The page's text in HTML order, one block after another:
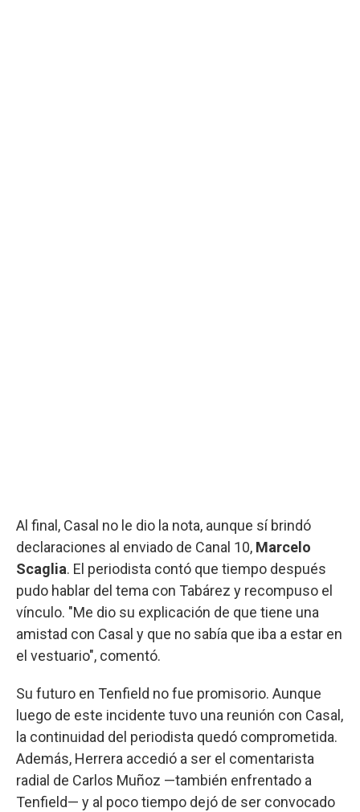
Al final, Casal no le dio la nota, aunque sí brindó
declaraciones al enviado de Canal 10, Marcelo
Scaglia. El periodista contó que tiempo después
pudo hablar del tema con Tabárez y recompuso el
vínculo. "Me dio su explicación de que tiene una
amistad con Casal y que no sabía que iba a estar en
el vestuario", comentó.
Su futuro en Tenfield no fue promisorio. Aunque
luego de este incidente tuvo una reunión con Casal,
la continuidad del periodista quedó comprometida.
Además, Herrera accedió a ser el comentarista
radial de Carlos Muñoz —también enfrentado a
Tenfield— y al poco tiempo dejó de ser convocado